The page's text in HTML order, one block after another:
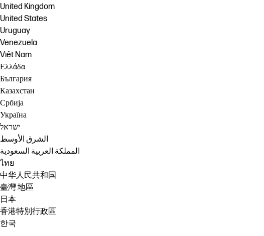
United Kingdom
United States
Uruguay
Venezuela
Việt Nam
Ελλάδα
България
Казахстан
Србија
Україна
ישראל
الشرق الأوسط
المملكة العربية السعودية
ไทย
中华人民共和国
臺灣 地區
日本
香港特別行政區
한국